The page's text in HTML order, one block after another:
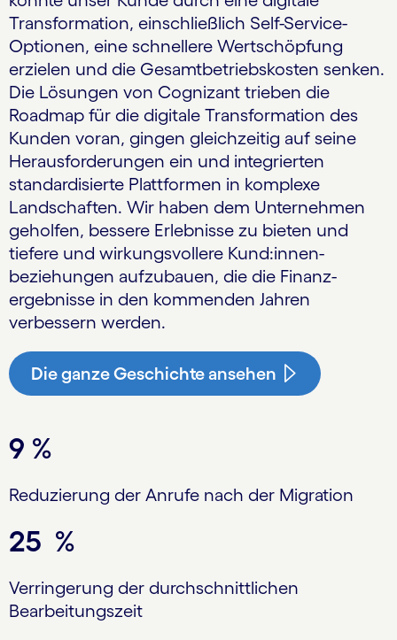
Transformation, einschließlich Self-Service-
Optionen, eine schnellere Wertschöpfung
erzielen und die Gesamt­betriebs­kosten senken.
Die Lösungen von Cognizant trieben die
Roadmap für die digitale Transformation des
Kunden voran, gingen gleichzeitig auf seine
Herausforderungen ein und integrierten
standardisierte Plattformen in komplexe
Landschaften. Wir haben dem Unternehmen
geholfen, bessere Erlebnisse zu bieten und
tiefere und wirkungsvollere Kund:innen­
beziehungen aufzubauen, die die Finanz­
ergebnisse in den kommenden Jahren
verbessern werden.
Die ganze Geschichte ansehen
9 %
Reduzierung der Anrufe nach der Migration
25 %
Verringerung der durchschnittlichen
Bearbeitungszeit